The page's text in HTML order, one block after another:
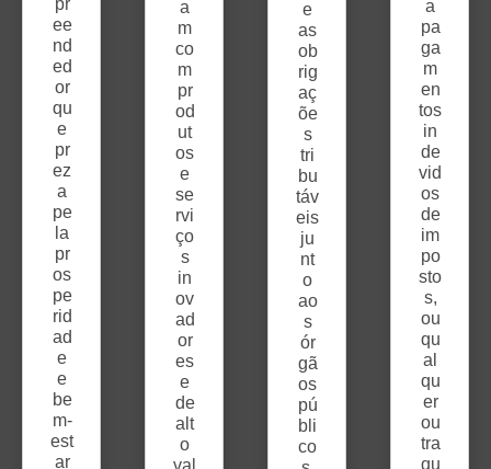
pr
ee
nd
ed
or
qu
e
pr
ez
a
pe
la
pr
os
pe
rid
ad
e
e
be
m-
est
ar
a
m
co
m
pr
od
ut
os
e
se
rvi
ço
s
in
ov
ad
or
es
e
de
alt
o
e
as
ob
rig
aç
õe
s
tri
bu
táv
eis
ju
nt
o
ao
s
ór
gã
os
pú
bli
co
a
pa
ga
m
en
tos
in
de
vid
os
de
im
po
sto
s,
ou
qu
al
qu
er
ou
tra
qu